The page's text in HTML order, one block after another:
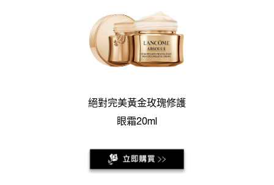
絕對完美黃金玫瑰修護
眼霜20ml